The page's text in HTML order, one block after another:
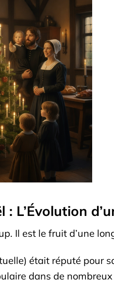
L’Évolution
Il est le fruit d’une
était réputé pour
dans de nombreux